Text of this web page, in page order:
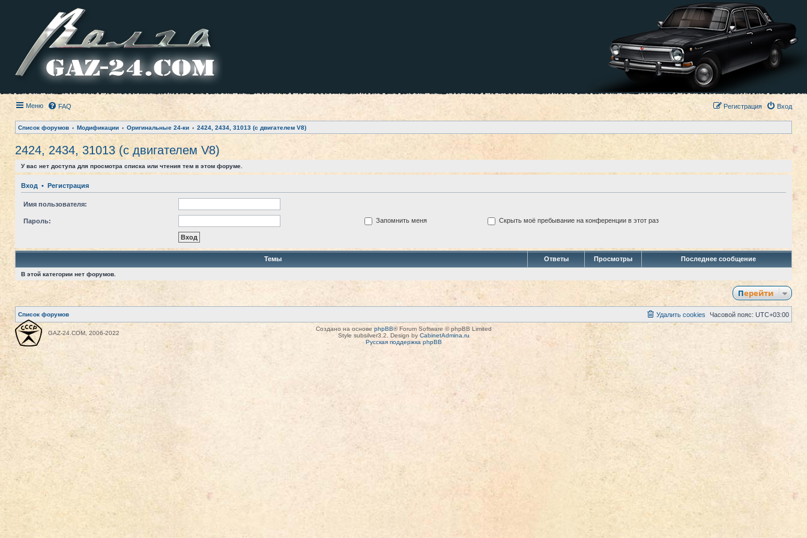
Меню FAQ Вход
Регистрация
Список форумов Модификации Оригинальные 24-ки 2424, 2434, 31013 (с двигателем V8)
2424, 2434, 31013 (с двигателем V8)
У вас нет доступа для просмотра списка или чтения тем в этом форуме.
Вход • Регистрация
Имя пользователя:
Пароль: Запомнить меня Скрыть моё пребывание на конференции в этот раз
Темы Ответы Просмотры Последнее сообщение
В этой категории нет форумов.
Перейти
Список форумов Часовой пояс: UTC+03:00
Удалить cookies
GAZ-24.COM, 2006-2022
Создано на основе phpBB® Forum Software © phpBB Limited
Style subsilver3.2. Design by CabinetAdmina.ru
Русская поддержка phpBB